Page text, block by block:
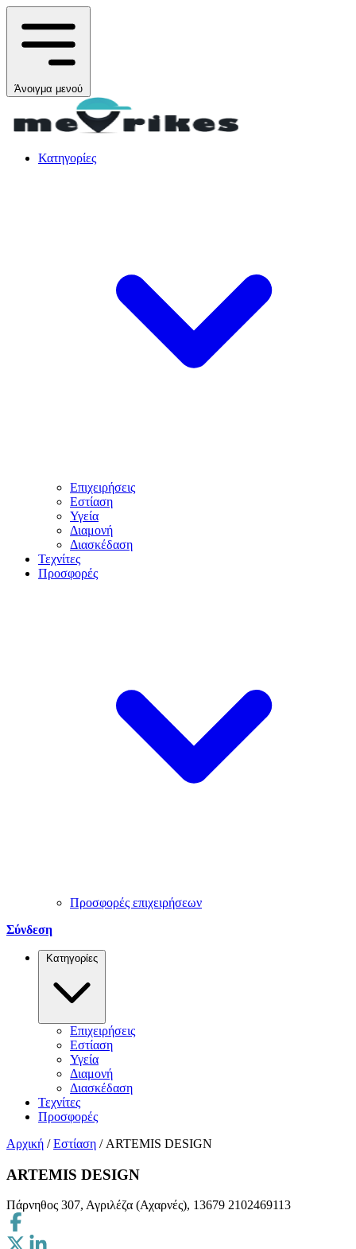
Άνοιγμα μενού
Κατηγορίες
Επιχειρήσεις
Εστίαση
Υγεία
Διαμονή
Διασκέδαση
Τεχνίτες
Προσφορές
Προσφορές επιχειρήσεων
Σύνδεση
Κατηγορίες
Επιχειρήσεις
Εστίαση
Υγεία
Διαμονή
Διασκέδαση
Τεχνίτες
Προσφορές
Αρχική / Εστίαση / ARTEMIS DESIGN
ARTEMIS DESIGN
Πάρνηθος 307, Αγριλέζα (Αχαρνές), 13679 2102469113